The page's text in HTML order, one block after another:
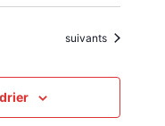
Évènements
suivants